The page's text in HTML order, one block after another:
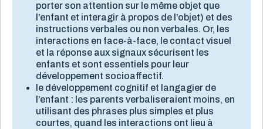
porter son attention sur le même objet que
l’enfant et interagir à propos de l’objet) et des
instructions verbales ou non verbales. Or, les
interactions en face-à-face, le contact visuel
et la réponse aux signaux sécurisent les
enfants et sont essentiels pour leur
développement socioaffectif.
le développement cognitif et langagier de
l’enfant : les parents verbaliseraient moins, en
utilisant des phrases plus simples et plus
courtes, quand les interactions ont lieu à